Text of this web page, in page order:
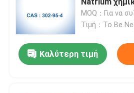
Deoxycholate
MOQ：Για να
Τιμή：To Be
Καλύτερη τιμή